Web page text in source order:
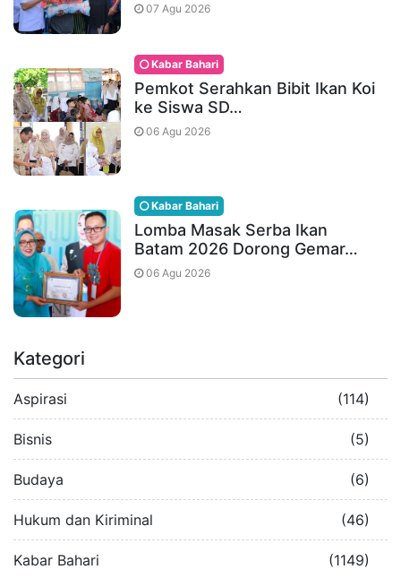
07 Agu 2026
Kabar Bahari
Pemkot Serahkan Bibit Ikan Koi
ke Siswa SD…
06 Agu 2026
Kabar Bahari
Lomba Masak Serba Ikan
Batam 2026 Dorong Gemar…
06 Agu 2026
Kategori
Aspirasi (114)
Bisnis (5)
Budaya (6)
Hukum dan Kiriminal (46)
Kabar Bahari (1149)